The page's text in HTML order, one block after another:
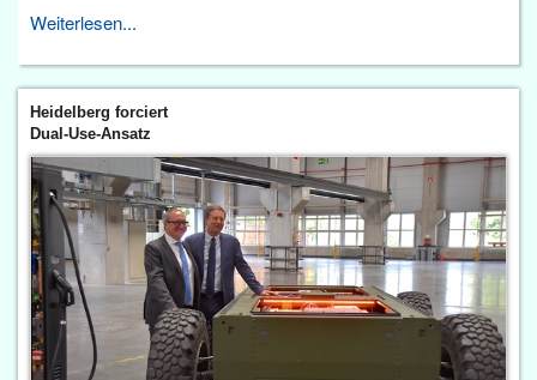
Weiterlesen...
Heidelberg forciert
Dual-Use-Ansatz